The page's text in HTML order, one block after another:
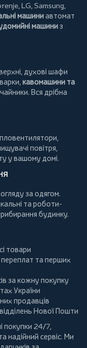
,LG,Samsung,
машиниавтомат
машиниз
духові шафи
,кавомашини та
. Вся дрібна
,
повітря,
у вашому домі.
за одягом.
тароботи-
будинку.
товари
переплат та перших
за кожну покупку
України
продавців
Нової Пошти
покупки 24/7,
надійний сервіс. Ми